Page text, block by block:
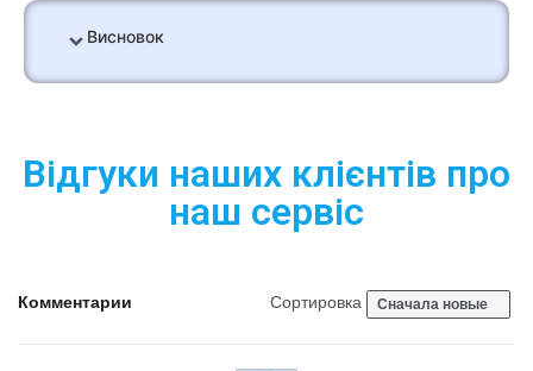
Висновок
Відгуки наших клієнтів про
наш сервіс
Комментарии Сортировка Сначала новые